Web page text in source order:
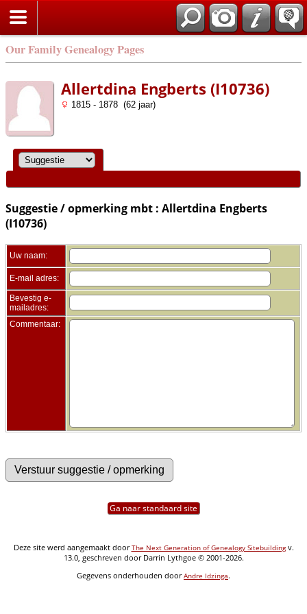
Our Family Genealogy Pages
Allertdina Engberts (I10736)
1815 - 1878 (62 jaar)
Suggestie / opmerking mbt : Allertdina Engberts
(I10736)
Uw naam:
E-mail adres:
Bevestig e-
mailadres:
Commentaar:
Ga naar standaard site
Deze site werd aangemaakt doorThe Next Generation of Genealogy Sitebuildingv.
13.0, geschreven door Darrin Lythgoe © 2001-2026.
Gegevens onderhouden doorAndre Idzinga.